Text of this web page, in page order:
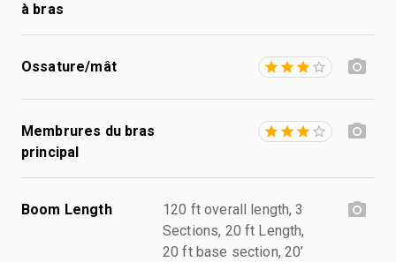
à bras
Ossature/mât
Membrures du bras
principal
Boom Length
120 ft overall length, 3
Sections, 20 ft Length,
20 ft base section, 20’